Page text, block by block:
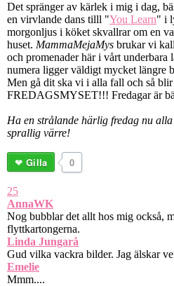
Det spränger av kärlek i mig i dag,
en virvlande dans tilll "You Learn" i
morgonljus i köket skvallrar om en
huset. MammaMejaMys brukar vi
och promenader här i vårt
numera ligger väldigt mycket längre
Men gå dit ska vi i alla fall och så
FREDAGSMYSET!!! Fredagar är
Ha en strålande härlig fredag nu
sprallig värre!
0
Gilla
25
AnnaWK
Nog bubblar det allt hos mig också,
flyttkartongerna.
Linda Jungarå
Gud vilka vackra bilder. Jag älskar
Emelie
Mmm....